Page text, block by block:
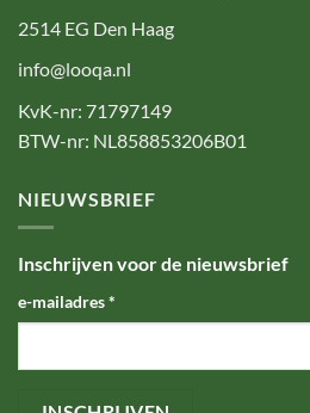
2514 EG Den Haag
info@looqa.nl
KvK-nr: 71797149
BTW-nr: NL858853206B01
NIEUWSBRIEF
Inschrijven voor de nieuwsbrief
e-mailadres*